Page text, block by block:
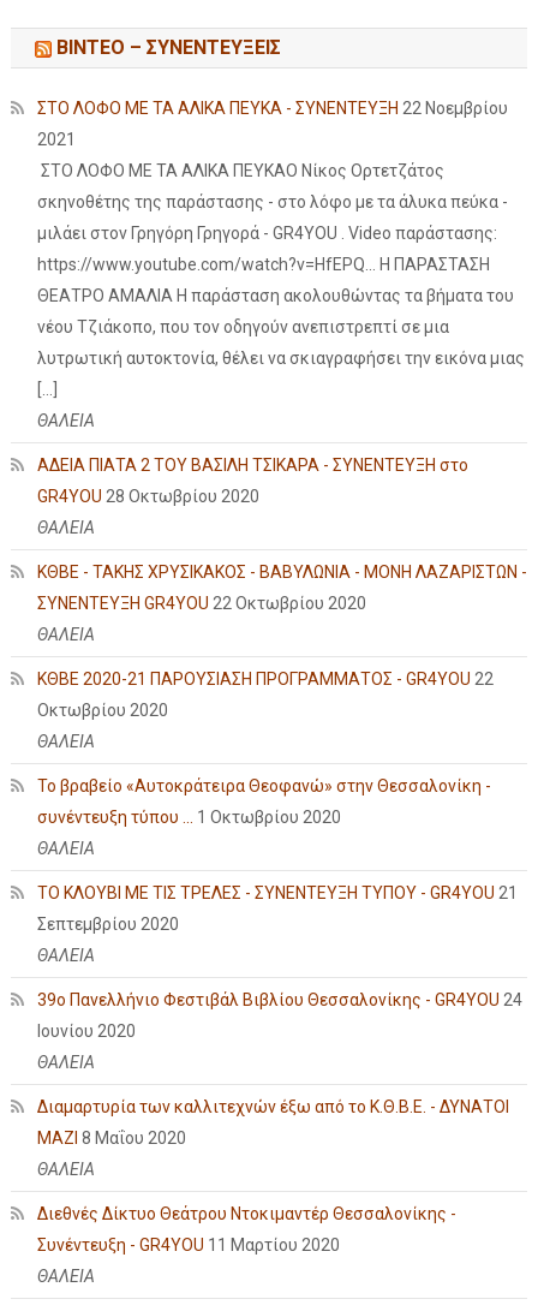
ΒΙΝΤΕΟ – ΣΥΝΕΝΤΕΥΞΕΙΣ
ΣΤΟ ΛΟΦΟ ΜΕ ΤΑ ΑΛΙΚΑ ΠΕΥΚΑ - ΣΥΝΕΝΤΕΥΞΗ 22 Νοεμβρίου
2021
ΣΤΟ ΛΟΦΟ ΜΕ ΤΑ ΑΛΙΚΑ ΠΕΥΚΑΟ Νίκος Ορτετζάτος
σκηνοθέτης της παράστασης - στο λόφο με τα άλυκα πεύκα -
μιλάει στον Γρηγόρη Γρηγορά - GR4YOU . Video παράστασης:
https://www.youtube.com/watch?v=HfEPQ... Η ΠΑΡΑΣΤΑΣΗ
ΘΕΑΤΡΟ ΑΜΑΛΙΑ Η παράσταση ακολουθώντας τα βήματα του
νέου Τζιάκοπο, που τον οδηγούν ανεπιστρεπτί σε μια
λυτρωτική αυτοκτονία, θέλει να σκιαγραφήσει την εικόνα μιας
ΘΑΛΕΙΑ
ΑΔΕΙΑ ΠΙΑΤΑ 2 ΤΟΥ ΒΑΣΙΛΗ ΤΣΙΚΑΡΑ - ΣΥΝΕΝΤΕΥΞΗ στο
GR4YOU 28 Οκτωβρίου 2020
ΘΑΛΕΙΑ
ΚΘΒΕ - ΤΑΚΗΣ ΧΡΥΣΙΚΑΚΟΣ - ΒΑΒΥΛΩΝΙΑ - ΜΟΝΗ ΛΑΖΑΡΙΣΤΩΝ -
ΣΥΝΕΝΤΕΥΞΗ GR4YOU 22 Οκτωβρίου 2020
ΘΑΛΕΙΑ
ΚΘΒΕ 2020-21 ΠΑΡΟΥΣΙΑΣΗ ΠΡΟΓΡΑΜΜΑΤΟΣ - GR4YOU 22
Οκτωβρίου 2020
ΘΑΛΕΙΑ
Το βραβείο «Αυτοκράτειρα Θεοφανώ» στην Θεσσαλονίκη -
συνέντευξη τύπου ...
1 Οκτωβρίου 2020
ΘΑΛΕΙΑ
ΤΟ ΚΛΟΥΒΙ ΜΕ ΤΙΣ ΤΡΕΛΕΣ - ΣΥΝΕΝΤΕΥΞΗ ΤΥΠΟΥ - GR4YOU 21
Σεπτεμβρίου 2020
ΘΑΛΕΙΑ
39ο Πανελλήνιο Φεστιβάλ Βιβλίου Θεσσαλονίκης - GR4YOU 24
Ιουνίου 2020
ΘΑΛΕΙΑ
Διαμαρτυρία των καλλιτεχνών έξω από το Κ.Θ.Β.Ε. - ΔΥΝΑΤΟΙ
ΜΑΖΙ 8 Μαΐου 2020
ΘΑΛΕΙΑ
Διεθνές Δίκτυο Θεάτρου Ντοκιμαντέρ Θεσσαλονίκης -
Συνέντευξη - GR4YOU 11 Μαρτίου 2020
ΘΑΛΕΙΑ